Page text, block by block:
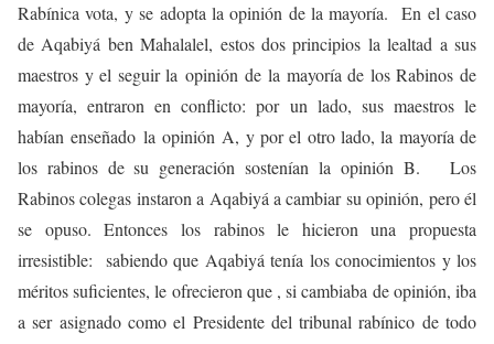
Rabínica vota, y se adopta la opinión de la mayoría. En el caso
de Aqabiyá ben Mahalalel, estos dos principios la lealtad a sus
maestros y el seguir la opinión de la mayoría de los Rabinos de
mayoría, entraron en conflicto: por un lado, sus maestros le
habían enseñado la opinión A, y por el otro lado, la mayoría de
los rabinos de su generación sostenían la opinión B. Los
Rabinos colegas instaron a Aqabiyá a cambiar su opinión, pero él
se opuso. Entonces los rabinos le hicieron una propuesta
irresistible: sabiendo que Aqabiyá tenía los conocimientos y los
méritos suficientes, le ofrecieron que , si cambiaba de opinión, iba
a ser asignado como el Presidente del tribunal rabínico de todo